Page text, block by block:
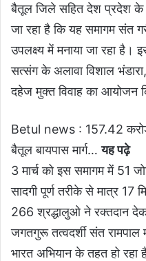
बैतूल जिले सहित देश प्रदेश के
जा रहा है कि यह समागम संत
उपलक्ष्य में मनाया जा रहा है।
सत्संग के अलावा विशाल
दहेज मुक्त विवाह का आयोजन
Betul news : 157.42
बैतूल बायपास मार्ग…यह पढ़े
3 मार्च को इस समागम में 51
सादगी पूर्ण तरीके से मात्र
266 श्रद्धालुओ ने रक्तदान
जगतगुरू तत्वदर्शी संत
भारत अभियान के तहत हो रहा